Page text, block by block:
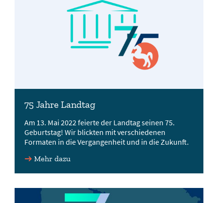
75 Jahre Landtag
Am 13. Mai 2022 feierte der Landtag seinen 75.
Geburtstag! Wir blickten mit verschiedenen
Formaten in die Vergangenheit und in die Zukunft.
Mehr dazu